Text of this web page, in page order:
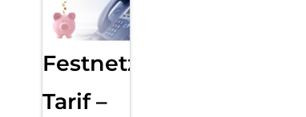
Festnetz
Tarif –